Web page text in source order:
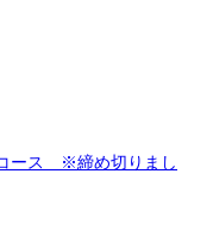
ース ※締め切りまし